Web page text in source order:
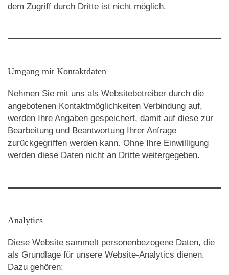
dem Zugriff durch Dritte ist nicht möglich.
Umgang mit Kontaktdaten
Nehmen Sie mit uns als Websitebetreiber durch die
angebotenen Kontaktmöglichkeiten Verbindung auf,
werden Ihre Angaben gespeichert, damit auf diese zur
Bearbeitung und Beantwortung Ihrer Anfrage
zurückgegriffen werden kann. Ohne Ihre Einwilligung
werden diese Daten nicht an Dritte weitergegeben.
Analytics
Diese Website sammelt personenbezogene Daten, die
als Grundlage für unsere Website-Analytics dienen.
Dazu gehören: